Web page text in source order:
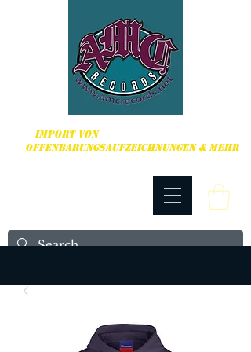
IMPORT VON
OFFENBARUNGSAUFZEICHNUNGEN & MEHR